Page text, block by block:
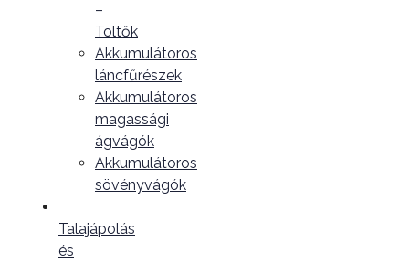
–
Töltők
Akkumulátoros
láncfűrészek
Akkumulátoros
magassági
ágvágók
Akkumulátoros
sövényvágók
Talajápolás
és